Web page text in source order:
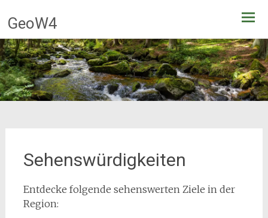
Inhalt
springen
GeoW4
Sehenswürdigkeiten
Entdecke folgende sehenswerten Ziele in der
Region: